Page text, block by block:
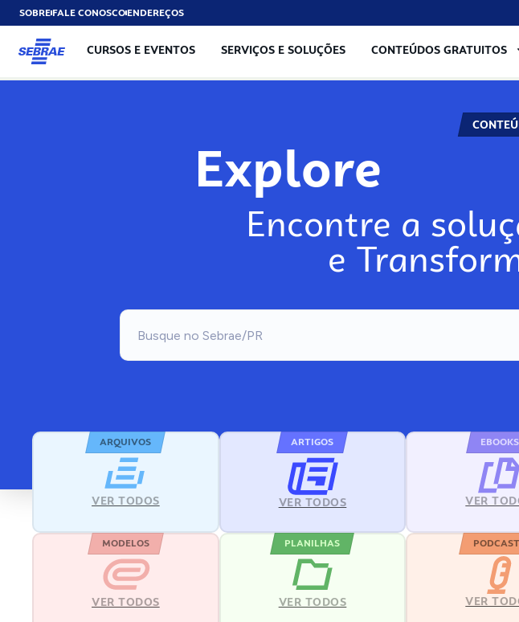
SOBREFALE CONOSCOENDEREÇOS
CURSOS E EVENTOS SERVIÇOS E SOLUÇÕES CONTEÚDOS GRATUITOS
Explore
Encontre a
e
ARQUIVOS
VER TODOS
ARTIGOS
VER TODOS
EBOOKS
VER
MODELOS
VER TODOS
PLANILHAS
VER TODOS VER